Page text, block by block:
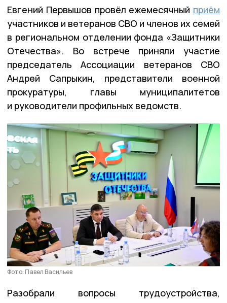
Евгений Первышов провёл ежемесячный приём
участников и ветеранов СВО и членов их семей
в региональном отделении фонда «Защитники
Отечества». Во встрече приняли участие
председатель Ассоциации ветеранов СВО
Андрей Сапрыкин, представители военной
прокуратуры, главы муниципалитетов
и руководители профильных ведомств.
Фото: Павел Васильев
Разобрали вопросы трудоустройства,